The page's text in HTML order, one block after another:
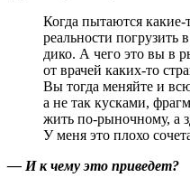
Когда пытаются какие-
реальности погрузить
дико. А чего это вы в
от врачей каких-то
Вы тогда меняйте и
а не так кусками,
жить по-рыночному, а
У меня это плохо
— И к чему это приведет?